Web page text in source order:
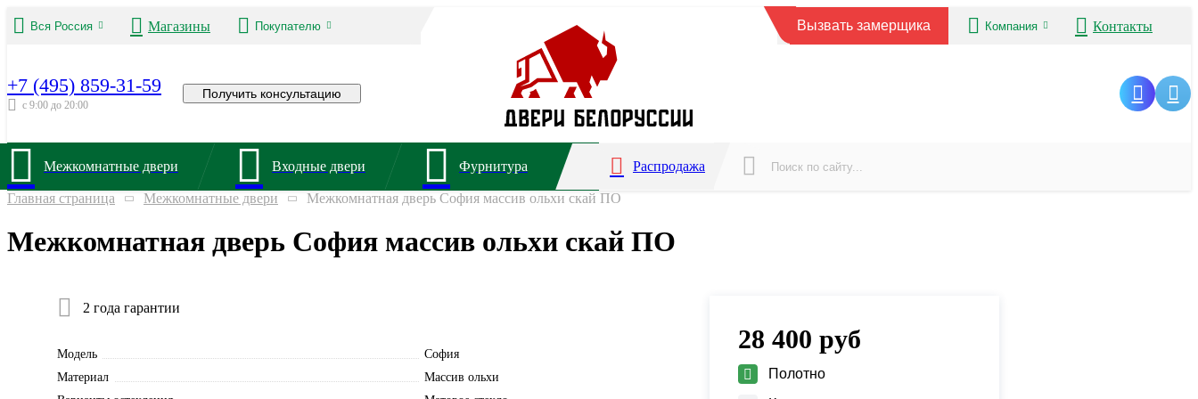
Вся Россия Магазины Покупателю Вызвать замерщика Компания Контакты
+7 (495) 859-31-59
с 9:00 до 20:00
Получить консультацию
Межкомнатные двери Входные двери Фурнитура Распродажа
Главная страница Межкомнатные двери Межкомнатная дверь София массив ольхи скай ПО
Межкомнатная дверь София массив ольхи скай ПО
2 года гарантии
Модель
София
Материал
Массив ольхи
28 400 руб
Полотно